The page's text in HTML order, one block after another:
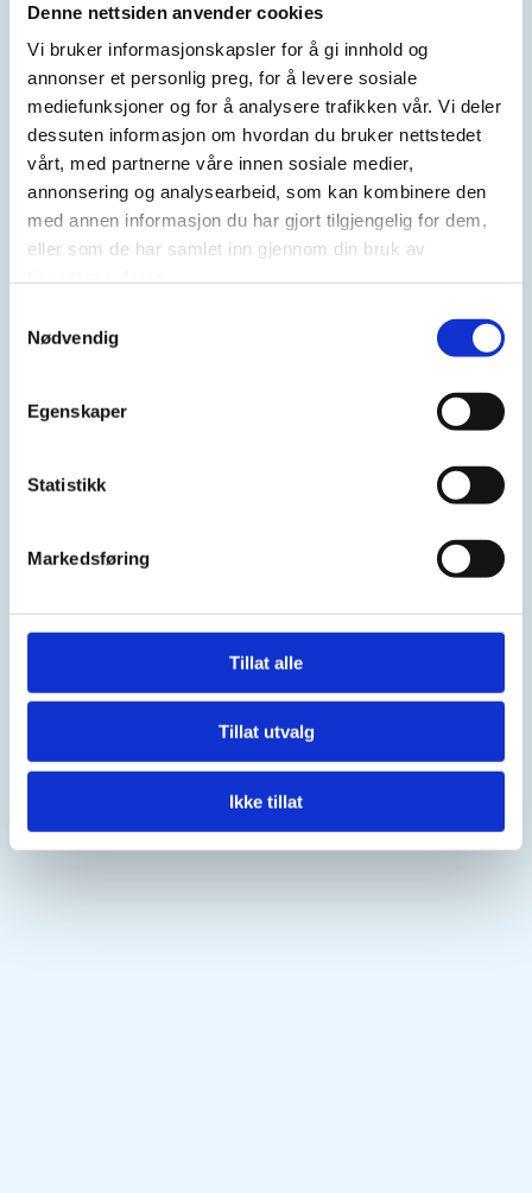
Denne nettsiden anvender cookies
Vi bruker informasjonskapsler for å gi innhold og
annonser et personlig preg, for å levere sosiale
mediefunksjoner og for å analysere trafikken vår. Vi deler
dessuten informasjon om hvordan du bruker nettstedet
vårt, med partnerne våre innen sosiale medier,
annonsering og analysearbeid, som kan kombinere den
med annen informasjon du har gjort tilgjengelig for dem,
eller som de har samlet inn gjennom din bruk av
Nødvendig
Egenskaper
Statistikk
Markedsføring
Tillat alle
Tillat utvalg
Ikke tillat
Nettside
Besøk nettside
Ta kontakt
mandal@jobzone.no
474 69 957